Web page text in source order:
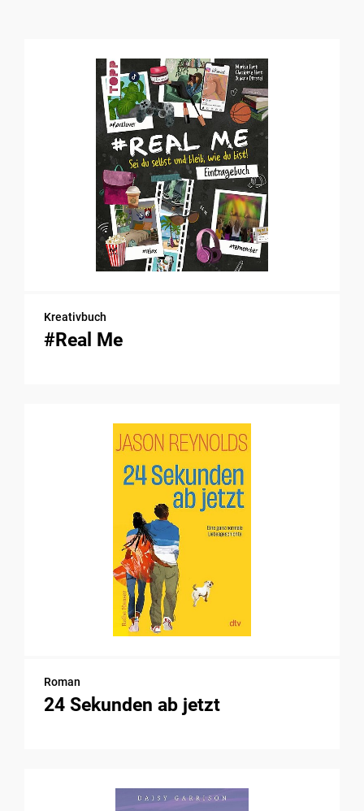
Kreativbuch
#Real Me
Roman
24 Sekunden ab jetzt